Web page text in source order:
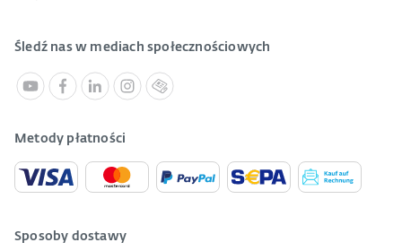
Śledź nas w mediach społecznościowych
Metody płatności
Sposoby dostawy